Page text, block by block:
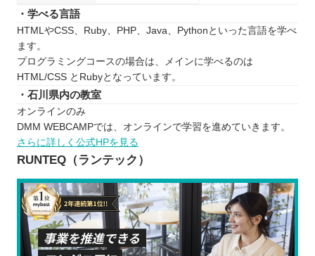
・学べる言語
HTMLやCSS、Ruby、PHP、Java、Pythonといった言語を学べ
ます。
プログラミングコースの場合は、メインに学べるのは
HTML/CSS とRubyとなっています。
・石川県内の教室
オンラインのみ
DMM WEBCAMPでは、オンラインで学習を進めていきます。
さらに詳しく公式HPを見る
RUNTEQ（ランテック）